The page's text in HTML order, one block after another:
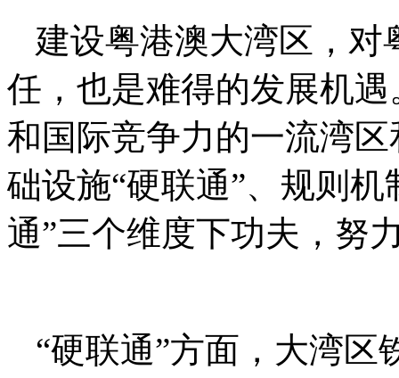
建设粤港澳大湾区，对
任，也是难得的发展机
和国际竞争力的一流湾
础设施“硬联通”、规则
通”三个维度下功夫，努
“硬联通”方面，大湾区